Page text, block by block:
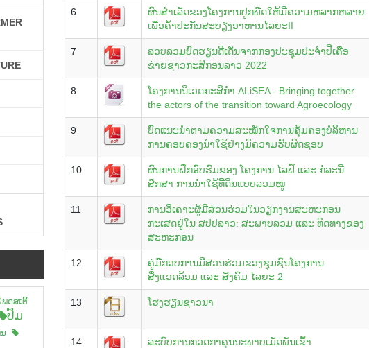
ພດສເຕີ້
ປື້ມ
6
ຜົນສຳເລັດຂອງໂຄງການປູກພືດໃຫ້ມີຄວາມຫລາກຫລາຍ
ເພືື່ອຄ້ຳປະກັນສະບຽງອາຫານໄລຍະII
7
ລວບລວມບົດຮຽນດີເດັ່ນຈາກກອງປະຊຸມປະຈຳປີເຄືອ
ຂ່າຍຊາວກະສິກອນລາວ 2022
8
ໂຄງການນິເວດກະສິກຳ ALiSEA - Bringing together
the actors of the transition toward Agroecology
9
ບົດແນະນໍາຕາມຄວາມສະໝັກໃຈການຄຸ້ມຄອງບໍລິຫານ
ການຄອບຄອງນໍາໃຊ້ຢ່າງມີຄວາມຮັບຜິດຊອບ
10
ຜົນການຝຶກອົບຮົມຂອງ ໂຄງການ ໄລຟ໌ ແລະ ກໍລະນີ
ສຶກສາ ການນໍາໃຊ້ທີີ່ດິນແບບລວມໝູ່
11
ການວິເຄາະຜູ້ມີສ່ວນຮ່ວມໃນວຽກງານສະຫະກອນ
ກະເສດຢູ່ໃນ ສປປລາວ: ສະພາບລວມ ແລະ ທິດທາງຂອງ
ສະຫະກອນ
12
ຄູ່ມືກອບການມີສ່ວນຮ່ວມຂອງຊຸມຊົນໂຄງການ
ສິ່ງແວດລ້ອມ ແລະ ສັງຄົມ ໄລຍະ 2
13 ໂຮງຮຽນຊາວນາ
14 ລະບົບການກວດກາຄຸນນະພາບເມັດພັນເຂົ້າ